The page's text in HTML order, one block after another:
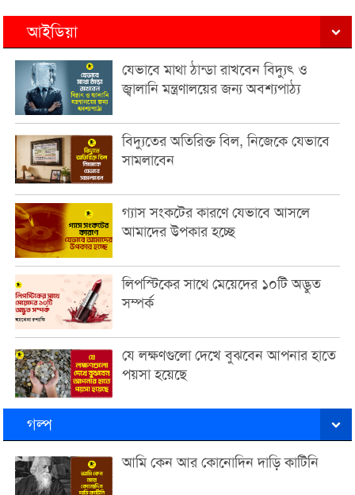
আইডিয়া
যেভাবে মাথা ঠান্ডা রাখবেন বিদ্যুৎ ও
জ্বালানি মন্ত্রণালয়ের জন্য অবশ্যপাঠ্য
বিদ্যুতের অতিরিক্ত বিল, নিজেকে যেভাবে
সামলাবেন
গ্যাস সংকটের কারণে যেভাবে আসলে
আমাদের উপকার হচ্ছে
লিপস্টিকের সাথে মেয়েদের ১০টি অদ্ভুত
সম্পর্ক
যে লক্ষণগুলো দেখে বুঝবেন আপনার হাতে
পয়সা হয়েছে
গল্প
আমি কেন আর কোনোদিন দাড়ি কাটিনি